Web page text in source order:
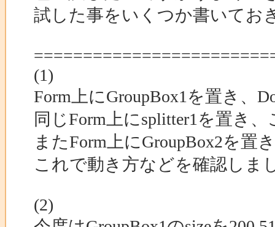
試した事をいくつか書いてお
(1)
Form上にGroupBox1を置き、
同じForm上にsplitter1を置き
またForm上にGroupBox2を置
これで動き方などを確認しま
(2)